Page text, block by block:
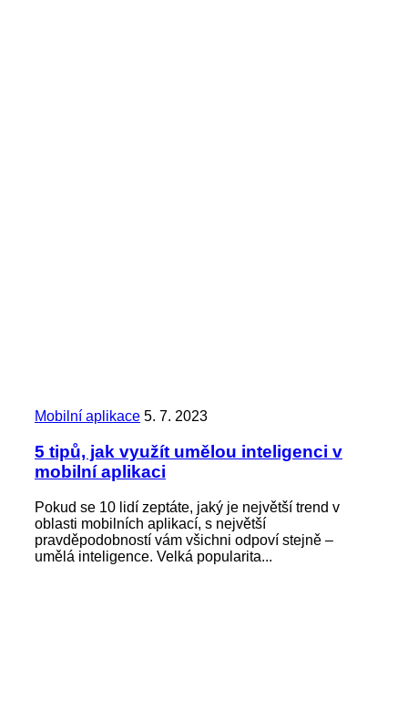
Mobilní aplikace 5. 7. 2023
5 tipů, jak využít umělou inteligenci v
mobilní aplikaci
Pokud se 10 lidí zeptáte, jaký je největší trend v
oblasti mobilních aplikací, s největší
pravděpodobností vám všichni odpoví stejně –
umělá inteligence. Velká popularita...